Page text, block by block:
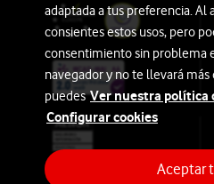
adaptada a tus preferencia. Al
consientes estos usos, pero
consentimiento sin problema
navegador y no te llevará
puedesVer nuestra política
Configurar cookies
Aceptar